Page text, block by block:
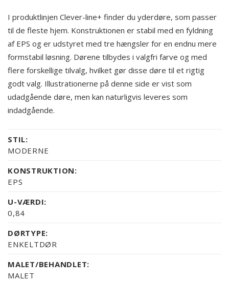
I produktlinjen Clever-line+ finder du yderdøre, som passer
til de fleste hjem. Konstruktionen er stabil med en fyldning
af EPS og er udstyret med tre hængsler for en endnu mere
formstabil løsning. Dørene tilbydes i valgfri farve og med
flere forskellige tilvalg, hvilket gør disse døre til et rigtig
godt valg. Illustrationerne på denne side er vist som
udadgående døre, men kan naturligvis leveres som
indadgående.
STIL:
MODERNE
KONSTRUKTION:
EPS
U-VÆRDI:
0,84
DØRTYPE:
ENKELTDØR
MALET/BEHANDLET:
MALET